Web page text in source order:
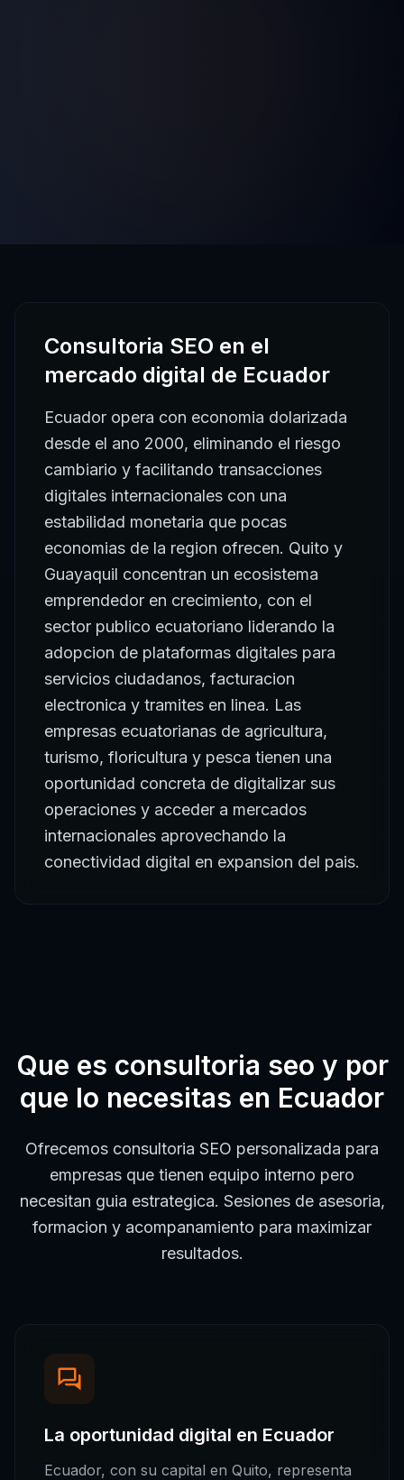
Consultoria SEO en el
mercado digital de Ecuador
Ecuador opera con economia dolarizada
desde el ano 2000, eliminando el riesgo
cambiario y facilitando transacciones
digitales internacionales con una
estabilidad monetaria que pocas
economias de la region ofrecen. Quito y
Guayaquil concentran un ecosistema
emprendedor en crecimiento, con el
sector publico ecuatoriano liderando la
adopcion de plataformas digitales para
servicios ciudadanos, facturacion
electronica y tramites en linea. Las
empresas ecuatorianas de agricultura,
turismo, floricultura y pesca tienen una
oportunidad concreta de digitalizar sus
operaciones y acceder a mercados
internacionales aprovechando la
conectividad digital en expansion del pais.
Que es consultoria seo y por
que lo necesitas en Ecuador
Ofrecemos consultoria SEO personalizada para
empresas que tienen equipo interno pero
necesitan guia estrategica. Sesiones de asesoria,
formacion y acompanamiento para maximizar
resultados.
La oportunidad digital en Ecuador
Ecuador, con su capital en Quito, representa